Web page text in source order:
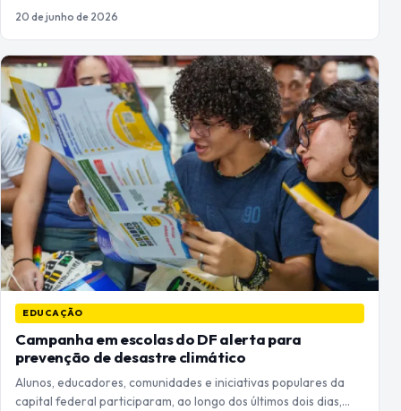
20 de junho de 2026
EDUCAÇÃO
Campanha em escolas do DF alerta para
prevenção de desastre climático
Alunos, educadores, comunidades e iniciativas populares da
capital federal participaram, ao longo dos últimos dois dias,…